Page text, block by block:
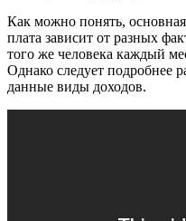
Как можно понять,
плата зависит от разных
того же человека каждый
Однако следует подробнее
данные виды доходов.